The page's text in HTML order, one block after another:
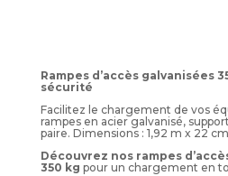
Rampes d’accès galvanisées
sécurité
Facilitez le chargement de vos
rampes en acier galvanisé,
paire. Dimensions : 1,92 m x 22
Découvrez nos rampes
350 kg pour un chargement en